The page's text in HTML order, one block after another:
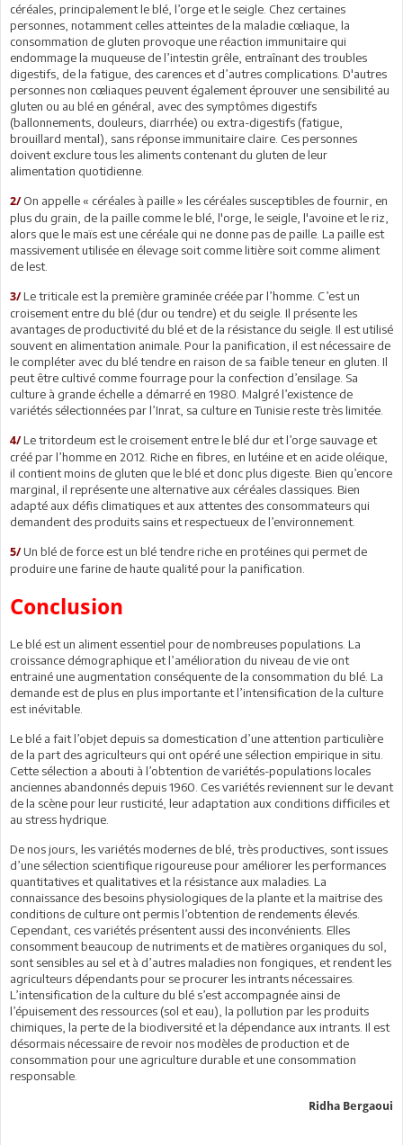
céréales, principalement le blé, l’orge et le seigle. Chez certaines
personnes, notamment celles atteintes de la maladie cœliaque, la
consommation de gluten provoque une réaction immunitaire qui
endommage la muqueuse de l’intestin grêle, entraînant des troubles
digestifs, de la fatigue, des carences et d’autres complications. D'autres
personnes non cœliaques peuvent également éprouver une sensibilité au
gluten ou au blé en général, avec des symptômes digestifs
(ballonnements, douleurs, diarrhée) ou extra-digestifs (fatigue,
brouillard mental), sans réponse immunitaire claire. Ces personnes
doivent exclure tous les aliments contenant du gluten de leur
alimentation quotidienne.
2/On appelle « céréales à paille » les céréales susceptibles de fournir, en
plus du grain, de la paille comme le blé, l'orge, le seigle, l'avoine et le riz,
alors que le maïs est une céréale qui ne donne pas de paille. La paille est
massivement utilisée en élevage soit comme litière soit comme aliment
de lest.
3/Le triticale est la première graminée créée par l’homme. C’est un
croisement entre du blé (dur ou tendre) et du seigle. Il présente les
avantages de productivité du blé et de la résistance du seigle. Il est utilisé
souvent en alimentation animale. Pour la panification, il est nécessaire de
le compléter avec du blé tendre en raison de sa faible teneur en gluten. Il
peut être cultivé comme fourrage pour la confection d’ensilage. Sa
culture à grande échelle a démarré en 1980. Malgré l’existence de
variétés sélectionnées par l’Inrat, sa culture en Tunisie reste très limitée.
4/Le tritordeum est le croisement entre le blé dur et l’orge sauvage et
créé par l’homme en 2012. Riche en fibres, en lutéine et en acide oléique,
il contient moins de gluten que le blé et donc plus digeste. Bien qu’encore
marginal, il représente une alternative aux céréales classiques. Bien
adapté aux défis climatiques et aux attentes des consommateurs qui
demandent des produits sains et respectueux de l’environnement.
5/Un blé de force est un blé tendre riche en protéines qui permet de
produire une farine de haute qualité pour la panification.
Conclusion
Le blé est un aliment essentiel pour de nombreuses populations. La
croissance démographique et l’amélioration du niveau de vie ont
entrainé une augmentation conséquente de la consommation du blé. La
demande est de plus en plus importante et l’intensification de la culture
est inévitable.
Le blé a fait l’objet depuis sa domestication d’une attention particulière
de la part des agriculteurs qui ont opéré une sélection empirique in situ.
Cette sélection a abouti à l’obtention de variétés-populations locales
anciennes abandonnés depuis 1960. Ces variétés reviennent sur le devant
de la scène pour leur rusticité, leur adaptation aux conditions difficiles et
au stress hydrique.
De nos jours, les variétés modernes de blé, très productives, sont issues
d’une sélection scientifique rigoureuse pour améliorer les performances
quantitatives et qualitatives et la résistance aux maladies. La
connaissance des besoins physiologiques de la plante et la maitrise des
conditions de culture ont permis l’obtention de rendements élevés.
Cependant, ces variétés présentent aussi des inconvénients. Elles
consomment beaucoup de nutriments et de matières organiques du sol,
sont sensibles au sel et à d’autres maladies non fongiques, et rendent les
agriculteurs dépendants pour se procurer les intrants nécessaires.
L’intensification de la culture du blé s’est accompagnée ainsi de
l’épuisement des ressources (sol et eau), la pollution par les produits
chimiques, la perte de la biodiversité et la dépendance aux intrants. Il est
désormais nécessaire de revoir nos modèles de production et de
consommation pour une agriculture durable et une consommation
responsable.
Ridha Bergaoui